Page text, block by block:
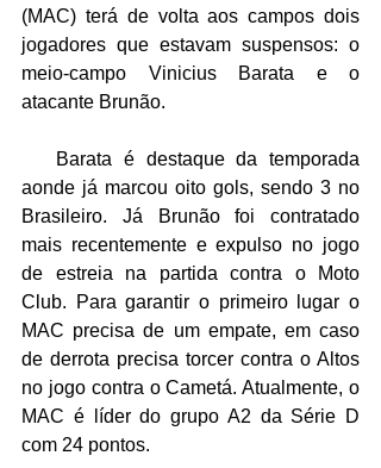
(MAC) terá de volta aos campos dois
jogadores que estavam suspensos: o
meio-campo Vinicius Barata e o
atacante Brunão.
aonde já marcou oito gols, sendo 3 no
Brasileiro. Já Brunão foi contratado
mais recentemente e expulso no jogo
de estreia na partida contra o Moto
Club. Para garantir o primeiro lugar o
MAC precisa de um empate, em caso
de derrota precisa torcer contra o Altos
no jogo contra o Cametá. Atualmente, o
MAC é líder do grupo A2 da Série D
com 24 pontos.